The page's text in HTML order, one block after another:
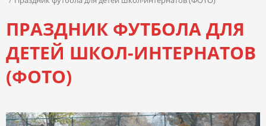
ПРАЗДНИК ФУТБОЛА ДЛЯ
ДЕТЕЙ ШКОЛ-ИНТЕРНАТОВ
(ФОТО)